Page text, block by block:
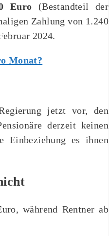
Euro (Bestandteil der
Zahlung von 1.240
2024.
Monat?
jetzt vor, den
derzeit keinen
Einbeziehung es ihnen
während Rentner ab